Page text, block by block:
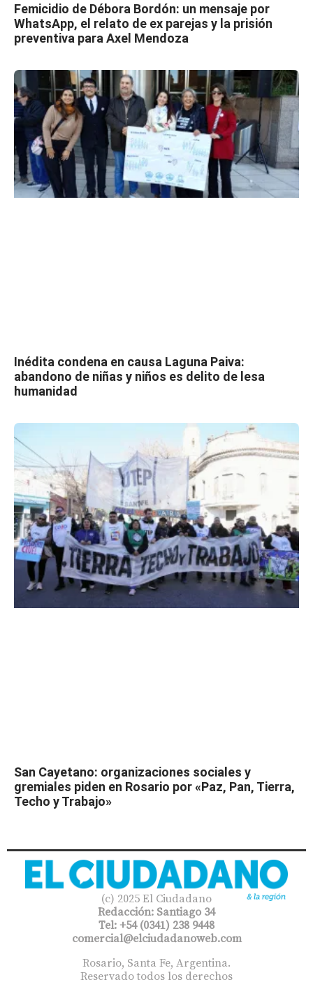
Femicidio de Débora Bordón: un mensaje por
WhatsApp, el relato de ex parejas y la prisión
preventiva para Axel Mendoza
Inédita condena en causa Laguna Paiva:
abandono de niñas y niños es delito de lesa
humanidad
San Cayetano: organizaciones sociales y
gremiales piden en Rosario por «Paz, Pan, Tierra,
Techo y Trabajo»
(c) 2025 El Ciudadano
Redacción: Santiago 34
Tel: +54 (0341) 238 9448
comercial@elciudadanoweb.com​
Rosario, Santa Fe, Argentina.
Reservado todos los derechos